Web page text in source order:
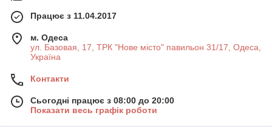
Працює з 11.04.2017
м. Одеса
ул. Базовая, 17, ТРК "Нове місто" павильон 31/17, Одеса,
Україна
Контакти
Сьогодні працює з 08:00 до 20:00
Показати весь графік роботи